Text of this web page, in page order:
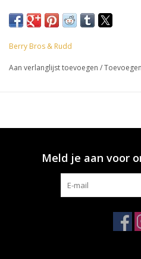
Berry Bros & Rudd
Aan verlanglijst toevoegen /
Meld je aan voor